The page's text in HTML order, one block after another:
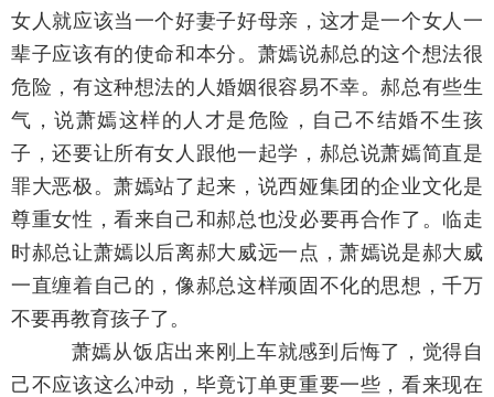
女人就应该当一个好妻子好母亲，这才是一个女人一
辈子应该有的使命和本分。萧嫣说郝总的这个想法很
危险，有这种想法的人婚姻很容易不幸。郝总有些生
气，说萧嫣这样的人才是危险，自己不结婚不生孩
子，还要让所有女人跟他一起学，郝总说萧嫣简直是
罪大恶极。萧嫣站了起来，说西娅集团的企业文化是
尊重女性，看来自己和郝总也没必要再合作了。临走
时郝总让萧嫣以后离郝大威远一点，萧嫣说是郝大威
一直缠着自己的，像郝总这样顽固不化的思想，千万
不要再教育孩子了。
萧嫣从饭店出来刚上车就感到后悔了，觉得自
己不应该这么冲动，毕竟订单更重要一些，看来现在